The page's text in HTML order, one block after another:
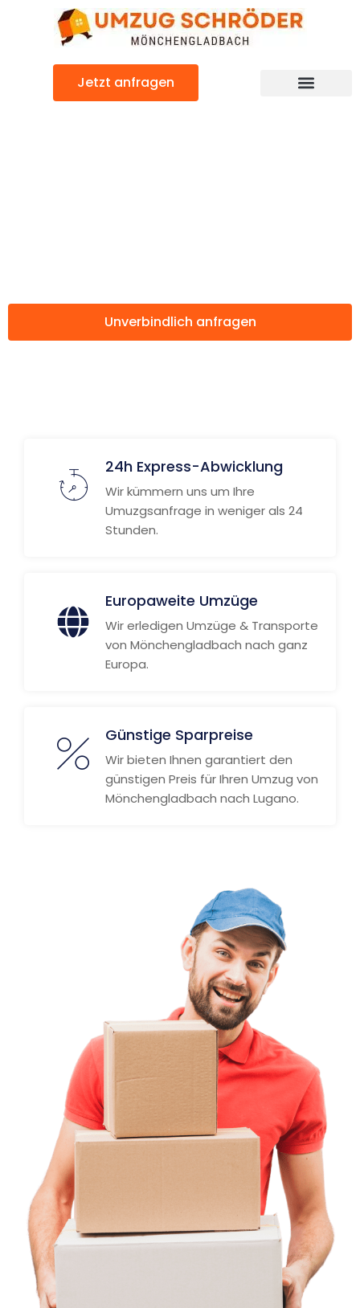
Jetzt anfragen
Unverbindlich anfragen
24h Express-Abwicklung
Wir kümmern uns um Ihre
Umuzgsanfrage in weniger als 24
Stunden.
Europaweite Umzüge
Wir erledigen Umzüge & Transporte
von Mönchengladbach nach ganz
Europa.
Günstige Sparpreise
Wir bieten Ihnen garantiert den
günstigen Preis für Ihren Umzug von
Mönchengladbach nach Lugano.